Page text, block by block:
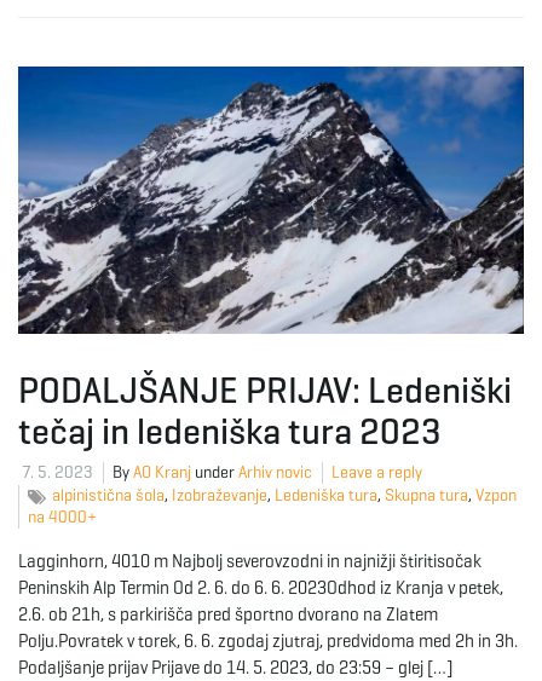
t
PODALJŠANJE PRIJAV: Ledeniški
tečaj in ledeniška tura 2023
7. 5. 2023 ByAO Kranj underArhiv novic
Leave a reply
alpinistična šola, Izobraževanje, Ledeniška tura, Skupna tura, Vzpon
na 4000+
Lagginhorn, 4010 m Najbolj severovzodni in najnižji štiritisočak
Peninskih Alp Termin Od 2. 6. do 6. 6. 2023Odhod iz Kranja v petek,
2.6. ob 21h, s parkirišča pred športno dvorano na Zlatem
Polju.Povratek v torek, 6. 6. zgodaj zjutraj, predvidoma med 2h in 3h.
Podaljšanje prijav Prijave do 14. 5. 2023, do 23:59 – glej […]